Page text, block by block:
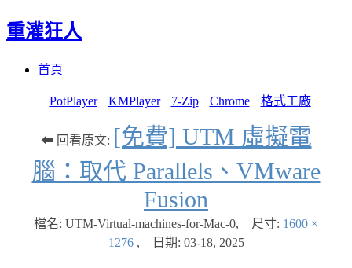
重灌狂人
首頁
PotPlayer KMPlayer 7-Zip Chrome 格式工廠
⬅ 回看原文: [免費] UTM 虛擬電
腦：取代 Parallels、VMware
Fusion
檔名: UTM-Virtual-machines-for-Mac-0, 尺寸: 1600 ×
1276 , 日期: 03-18, 2025